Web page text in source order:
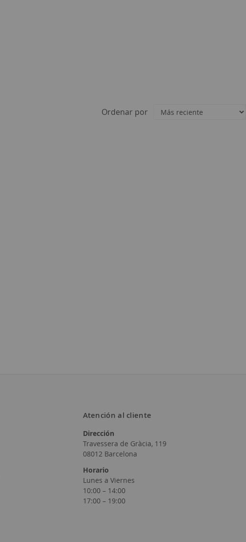
Ordenar por
Atención al cliente
Dirección
Travessera de Gràcia, 119
08012 Barcelona
Horario
Lunes a Viernes
10:00 – 14:00
17:00 – 19:00